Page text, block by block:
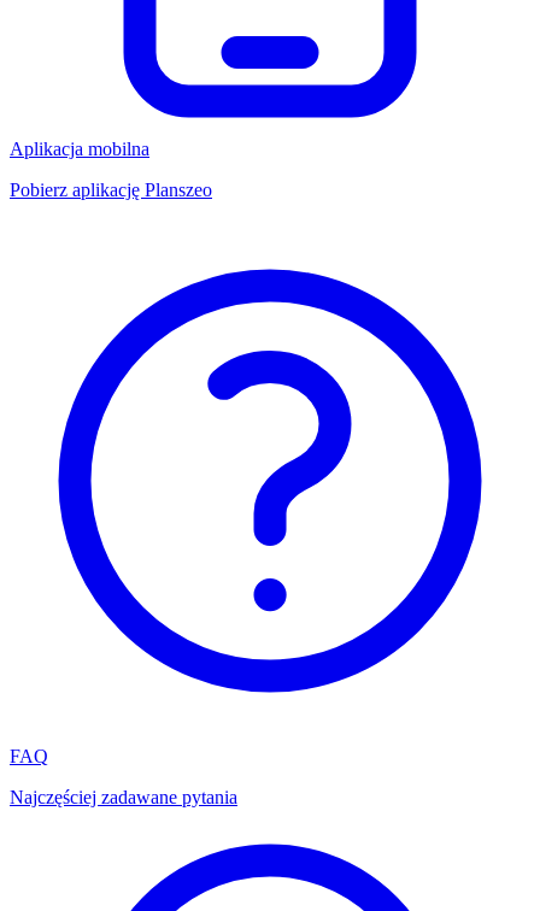
Aplikacja mobilna
Pobierz aplikację Planszeo
FAQ
Najczęściej zadawane pytania